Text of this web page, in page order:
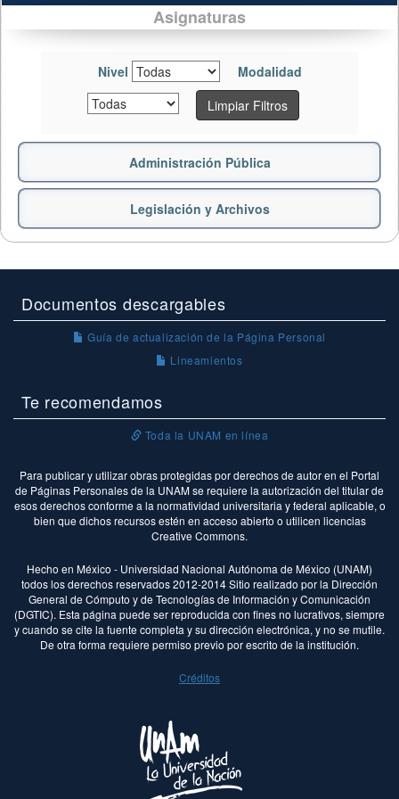
Asignaturas
Nivel
Modalidad
Limpiar Filtros
Administración Pública
Legislación y Archivos
Documentos descargables
Guía de actualización de la Página Personal
Lineamientos
Te recomendamos
Toda la UNAM en línea
Para publicar y utilizar obras protegidas por derechos de autor en el Portal
de Páginas Personales de la UNAM se requiere la autorización del titular de
esos derechos conforme a la normatividad universitaria y federal aplicable, o
bien que dichos recursos estén en acceso abierto o utilicen licencias
Creative Commons.
Hecho en México - Universidad Nacional Autónoma de México (UNAM)
todos los derechos reservados 2012-2014 Sitio realizado por la Dirección
General de Cómputo y de Tecnologías de Información y Comunicación
(DGTIC). Esta página puede ser reproducida con fines no lucrativos, siempre
y cuando se cite la fuente completa y su dirección electrónica, y no se mutile.
De otra forma requiere permiso previo por escrito de la institución.
Créditos